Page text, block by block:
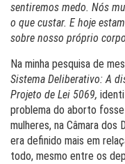
sentiremos medo. Nós
o que custar. E hoje
sobre nosso próprio corpo
Na minha pesquisa de
Sistema Deliberativo: A
Projeto de Lei 5069,
problema do aborto
mulheres, na Câmara
era definido mais em
todo, mesmo entre os